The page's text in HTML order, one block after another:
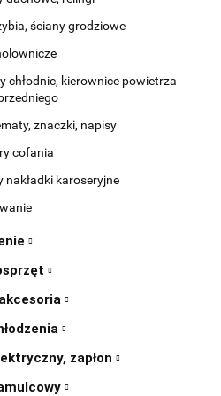
ściany grodziowe
chłodnic, kierownice powietrza
znaczki, napisy
cofania
nakładki karoseryjne
zapłon